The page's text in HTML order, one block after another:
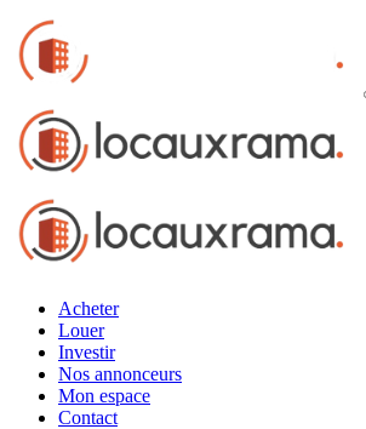
Acheter
Louer
Investir
Nos annonceurs
Mon espace
Contact